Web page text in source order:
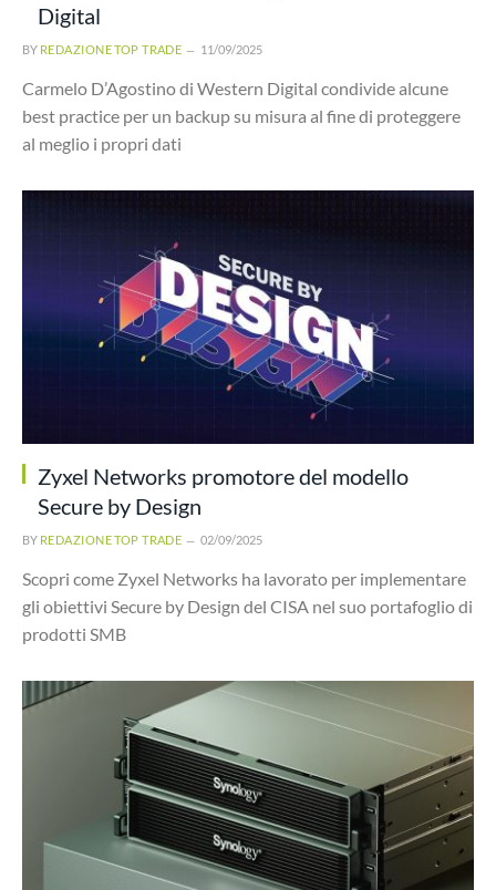
Digital
BY REDAZIONE TOP TRADE 11/09/2025
Carmelo D’Agostino di Western Digital condivide alcune
best practice per un backup su misura al fine di proteggere
al meglio i propri dati
Zyxel Networks promotore del modello
Secure by Design
BY REDAZIONE TOP TRADE 02/09/2025
Scopri come Zyxel Networks ha lavorato per implementare
gli obiettivi Secure by Design del CISA nel suo portafoglio di
prodotti SMB